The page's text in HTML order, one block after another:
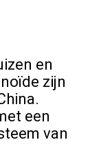
en
zijn
een
van